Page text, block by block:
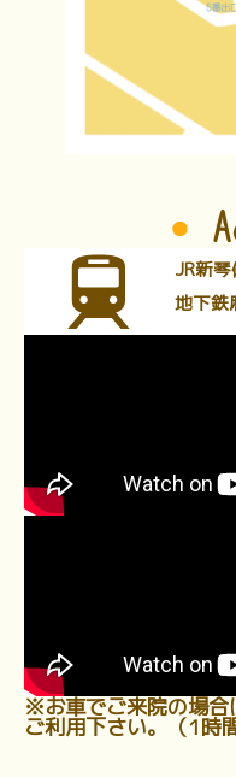
JR新
地下鉄
※お車でご来院の場合
ご利用下さい。（1時